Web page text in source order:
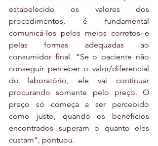
estabelecido os valores dos
procedimentos, é fundamental
comunicá-los pelos meios corretos e
pelas formas adequadas ao
consumidor final. “Se o paciente não
conseguir perceber o valor/diferencial
do laboratório, ele vai continuar
procurando somente pelo preço. O
preço só começa a ser percebido
como justo, quando os benefícios
encontrados superam o quanto eles
custam”, pontuou.